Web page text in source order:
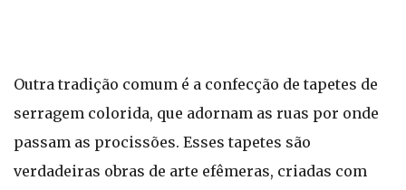
Outra tradição comum é a confecção de tapetes de
serragem colorida, que adornam as ruas por onde
passam as procissões. Esses tapetes são
verdadeiras obras de arte efêmeras, criadas com